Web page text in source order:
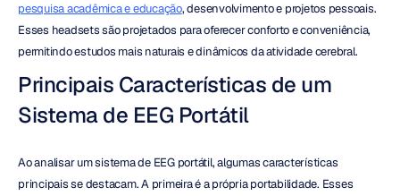
pesquisa acadêmica e educação, desenvolvimento e projetos pessoais.
Esses headsets são projetados para oferecer conforto e conveniência,
permitindo estudos mais naturais e dinâmicos da atividade cerebral.
Principais Características de um
Sistema de EEG Portátil
Ao analisar um sistema de EEG portátil, algumas características
principais se destacam. A primeira é a própria portabilidade. Esses